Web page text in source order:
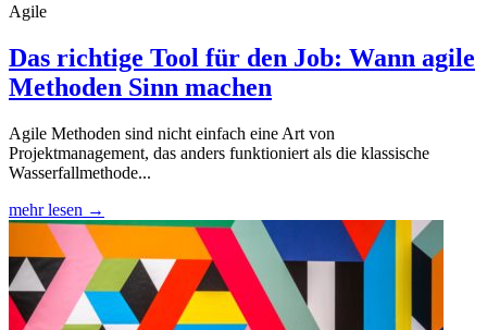
Agile
Das richtige Tool für den Job: Wann agile
Methoden Sinn machen
Agile Methoden sind nicht einfach eine Art von
Projektmanagement, das anders funktioniert als die klassische
Wasserfallmethode...
mehr lesen →